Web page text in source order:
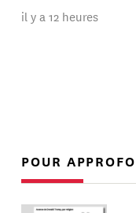
il y a 12 heures
POUR